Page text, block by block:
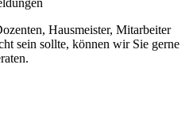
Hausmeister, Mitarbeiter
sein sollte, können wir Sie gerne